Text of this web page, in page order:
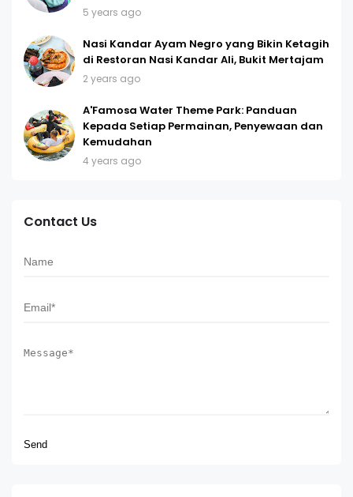
5 years ago
Nasi Kandar Ayam Negro yang Bikin Ketagih
di Restoran Nasi Kandar Ali, Bukit Mertajam
2 years ago
A'Famosa Water Theme Park: Panduan
Kepada Setiap Permainan, Penyewaan dan
Kemudahan
4 years ago
Contact Us